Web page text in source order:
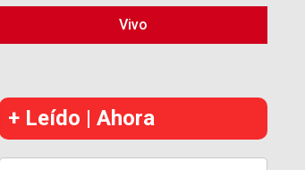
Vivo
+ Leído | Ahora